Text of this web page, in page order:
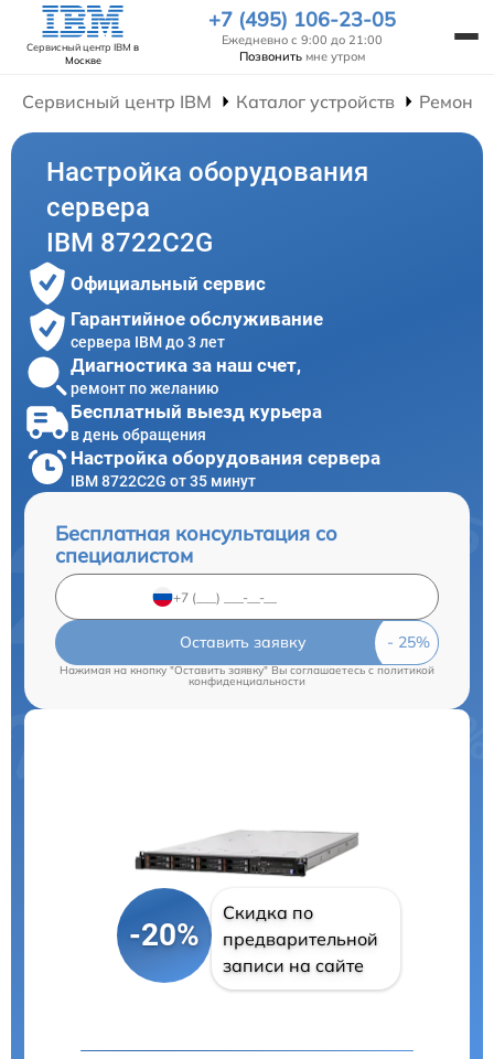
Сервисный центр IBM в
Москве
+7 (495) 106-23-05
Ежедневно с 9:00 до 21:00
Позвонить мне утром
Сервисный центр IBM Каталог устройств Ремонт
Настройка оборудования
сервера
IBM 8722C2G
Официальный сервис
Гарантийное обслуживание
сервера IBM до 3 лет
Диагностика за наш счет,
ремонт по желанию
Бесплатный выезд курьера
в день обращения
Настройка оборудования сервера
IBM 8722C2G от 35 минут
Бесплатная консультация со
специалистом
Оставить заявку
Нажимая на кнопку "Оставить заявку" Вы соглашаетесь c политикой
конфиденциальности
-20%
Скидка по
предварительной
записи на сайте